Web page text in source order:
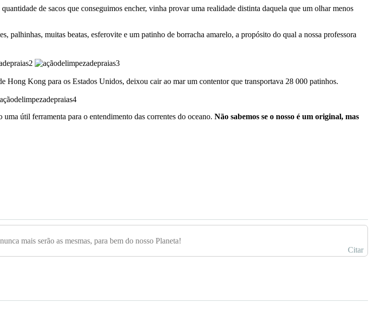
de sacos que conseguimos encher, vinha provar uma realidade distinta daquela que um olhar menos
palhinhas, muitas beatas, esferovite e um patinho de borracha amarelo, a propósito do qual a nossa professora
Hong Kong para os Estados Unidos, deixou cair ao mar um contentor que transportava 28 000 patinhos.
útil ferramenta para o entendimento das correntes do oceano. Não sabemos se o nosso é um original, mas
mais serão as mesmas, para bem do nosso Planeta!
Citar